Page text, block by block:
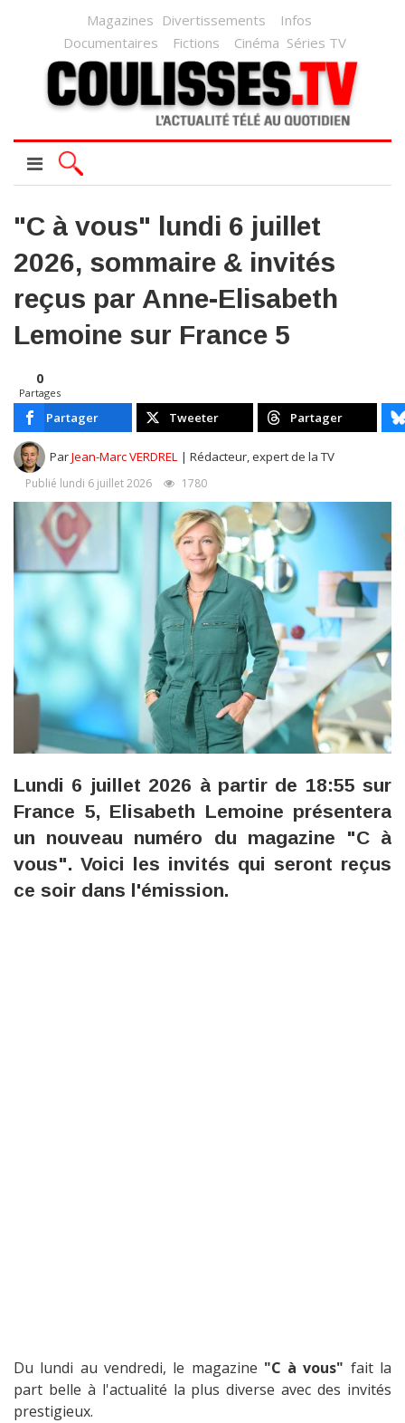
Magazines Divertissements
Infos
Documentaires
Fictions Cinéma Séries TV
"C à vous" lundi 6 juillet
2026, sommaire & invités
reçus par Anne-Elisabeth
Lemoine sur France 5
0
Partages
Partager Tweeter Partager
ParJean-Marc VERDREL | Rédacteur, expert de la TV
Publié lundi 6 juillet 2026 1780
Lundi 6 juillet 2026 à partir de 18:55 sur
France 5, Elisabeth Lemoine présentera
un nouveau numéro du magazine "C à
vous". Voici les invités qui seront reçus
ce soir dans l'émission.
Du lundi au vendredi, le magazine "C à vous" fait la
part belle à l'actualité la plus diverse avec des invités
prestigieux.